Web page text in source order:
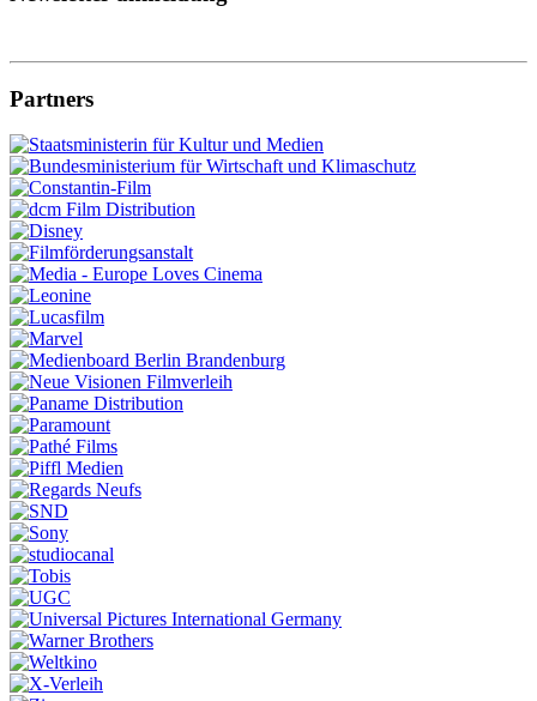
Partners